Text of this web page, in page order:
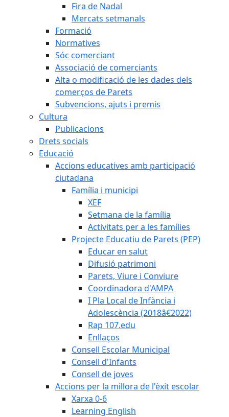
Fira de Nadal
Mercats setmanals
Formació
Normatives
Sóc comerciant
Associació de comerciants
Alta o modificació de les dades dels
comerços de Parets
Subvencions, ajuts i premis
Cultura
Publicacions
Drets socials
Educació
Accions educatives amb participació
ciutadana
Família i municipi
XEF
Setmana de la família
Activitats per a les famílies
Projecte Educatiu de Parets (PEP)
Educar en salut
Difusió patrimoni
Parets, Viure i Conviure
Coordinadora d'AMPA
I Pla Local de Infància i
Adolescència (2018â€2022)
Rap 107.edu
Enllaços
Consell Escolar Municipal
Consell d'Infants
Consell de joves
Accions per la millora de l'èxit escolar
Xarxa 0-6
Learning English